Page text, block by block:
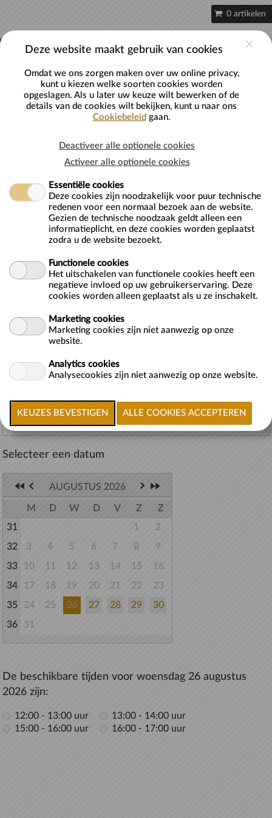
0 artikelen
Kinderfeestje AquaFun -
Fun
Van
woensdag 26 augustus 2026
Tot
vrijdag 9 oktober 2026
LET OP! HET TIJDSTIP WAT U KIEST, IS HET TIJDSTIP WAARIN
U KUNT ETEN. U BENT WELKOM GEDURENDE ONZE GEHELE
OPENINGSTIJDEN DEZE DAG.
dient altijd een volwassen begeleider a...
Terug naar lijst
Selecteer een datum
AUGUSTUS 2026
M D W D V Z
Z
31
1
2
32
3 4 5 6 7 8
9
33
10 11 12 13 14 15
16
34
17 18 19 20 21 22
23
35
24 25 26 27 28 29
30
36
31
De beschikbare tijden voor woensdag 26 augustus
2026 zijn:
12:00 - 13:00 uur
13:00 - 14:00 uur
15:00 - 16:00 uur
16:00 - 17:00 uur
Deze website maakt gebruik van cookies
Omdat we ons zorgen maken over uw online privacy,
kunt u kiezen welke soorten cookies worden
opgeslagen. Als u later uw keuze wilt bewerken of de
details van de cookies wilt bekijken, kunt u naar ons
Cookiebeleid gaan.
Deactiveer alle optionele cookies
Activeer alle optionele cookies
Essentiële cookies
Deze cookies zijn noodzakelijk voor puur technische
redenen voor een normaal bezoek aan de website.
Gezien de technische noodzaak geldt alleen een
informatieplicht, en deze cookies worden geplaatst
zodra u de website bezoekt.
Functionele cookies
Het uitschakelen van functionele cookies heeft een
negatieve invloed op uw gebruikerservaring. Deze
cookies worden alleen geplaatst als u ze inschakelt.
Marketing cookies
Marketing cookies zijn niet aanwezig op onze
website.
Analytics cookies
Analysecookies zijn niet aanwezig op onze website.